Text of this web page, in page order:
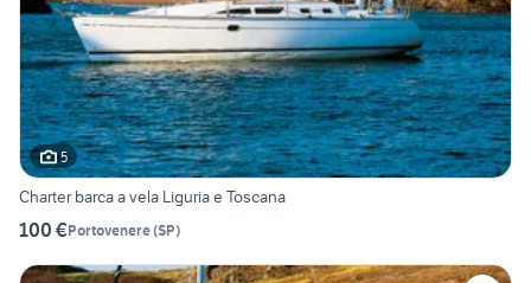
5
Charter barca a vela Liguria e Toscana
100 €Portovenere(SP)